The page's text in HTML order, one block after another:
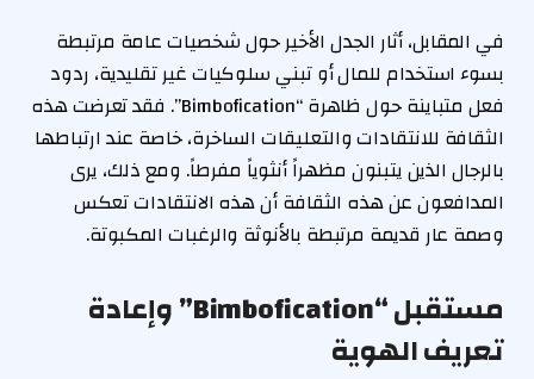
في المقابل، أثار الجدل الأخير حول شخصيات عامة مرتبطة
بسوء استخدام للمال أو تبني سلوكيات غير تقليدية، ردود
فعل متباينة حول ظاهرة “Bimbofication”. فقد تعرضت هذه
الثقافة للانتقادات والتعليقات الساخرة، خاصة عند ارتباطها
بالرجال الذين يتبنون مظهراً أنثوياً مفرطاً. ومع ذلك، يرى
المدافعون عن هذه الثقافة أن هذه الانتقادات تعكس
وصمة عار قديمة مرتبطة بالأنوثة والرغبات المكبوتة.
مستقبل “Bimbofication” وإعادة
تعريف الهوية